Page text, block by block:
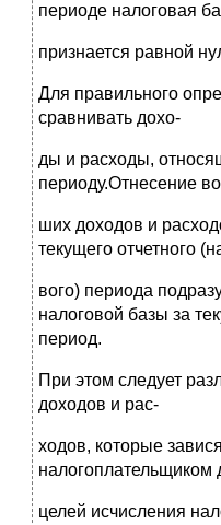
периоде налоговая
признается равной
Для правильного
сравнивать дохо-
ды и расходы,
периоду.Отнесение
ших доходов и
текущего отчетного
вого) периода
налоговой базы за
период.
При этом следует
доходов и рас-
ходов, которые
налогоплательщиком
целей исчисления